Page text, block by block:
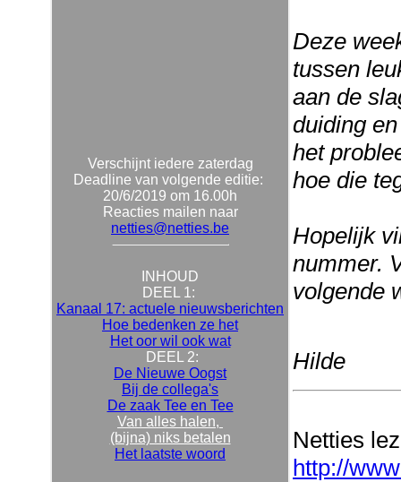
Verschijnt iedere zaterdag
Deadline van volgende editie:
20/6/2019 om 16.00h
Reacties mailen naar
netties@netties.be
INHOUD
DEEL 1:
Kanaal 17: actuele nieuwsberichten
Hoe bedenken ze het
Het oor wil ook wat
DEEL 2:
De Nieuwe Oogst
Bij de collega's
De zaak Tee en Tee
Van alles halen,
(bijna) niks betalen
Het laatste woord
Deze
tussen
aan de
duiding
het
hoe die
Hopelijk
nummer.
volgende
Hilde
Netties
http://